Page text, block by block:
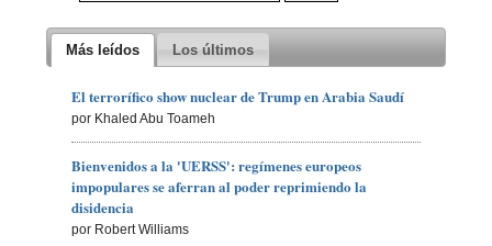
Más leídos Los últimos
El terrorífico show nuclear de Trump en Arabia Saudí
por Khaled Abu Toameh
Bienvenidos a la 'UERSS': regímenes europeos
impopulares se aferran al poder reprimiendo la
disidencia
por Robert Williams